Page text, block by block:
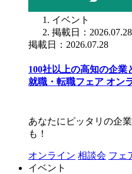
イベント
掲載日：2026.07.28
掲載日：2026.07.28
100社以上の高知の企
就職・転職フェア オン
あなたにピッタリの企
も！
オンライン 相談会 フェ
イベント